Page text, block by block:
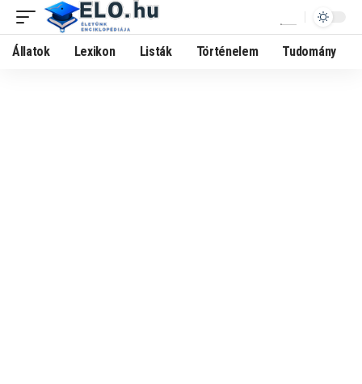
Állatok Lexikon Listák Történelem Tudomány